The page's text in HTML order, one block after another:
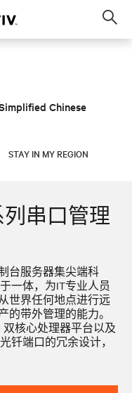
Chinese
STAY IN MY REGION
列串口管理
台服务器集尖端科
一体，为IT专业人员
世界任何地点进行远
的带外管理的能力。
双核心处理器平台以及
钎端口的冗余设计，